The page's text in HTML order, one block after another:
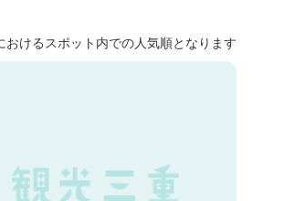
けるスポット内での人気順となります